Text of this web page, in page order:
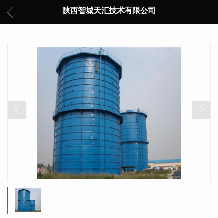
陕西智城天汇技术有限公司